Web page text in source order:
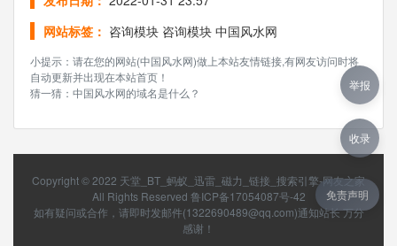
网站标签： 咨询模块 咨询模块 中国风水网
小提示：请在您的网站(中国风水网)做上本站友情链接,有网友访问时将
自动更新并出现在本站首页！
猜一猜：中国风水网的域名是什么？
Copyright © 2022 天堂_BT_蚂蚁_迅雷_磁力_链接_搜索引擎-网友之家
All Rights Reserved 鲁ICP备17054087号-42
如有疑问或合作，请即时发邮件(1322690489@qq.com)通知站长 万分
感谢！
免责声明
举报
收录